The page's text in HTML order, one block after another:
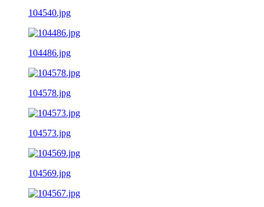
104540.jpg
104486.jpg
104578.jpg
104573.jpg
104569.jpg